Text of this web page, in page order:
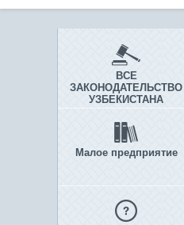
ВСЕ
ЗАКОНОДАТЕЛЬСТВО
УЗБЕКИСТАНА
Малое предприятие